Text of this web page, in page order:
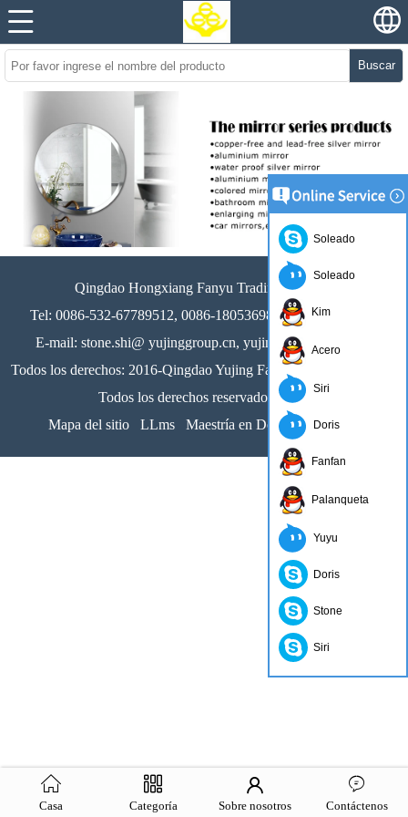
Buscar
Qingdao Hongxiang Fanyu Trading Co., Ltd
Tel: 0086-532-67789512, 0086-18053698398,18300250107
E-mail: stone.shi@ yujinggroup.cn, yujing064 @ 126.com
Todos los derechos: 2016-Qingdao Yujing Fanyu Trading Co., Ltd.
Todos los derechos reservados 51.La
Mapa del sitio
LLms Maestría en Derecho completa
Casa Categoría Sobre nosotros Contáctenos
Soleado
Soleado
Kim
Acero
Siri
Doris
Fanfan
Palanqueta
Yuyu
Doris
Stone
Siri